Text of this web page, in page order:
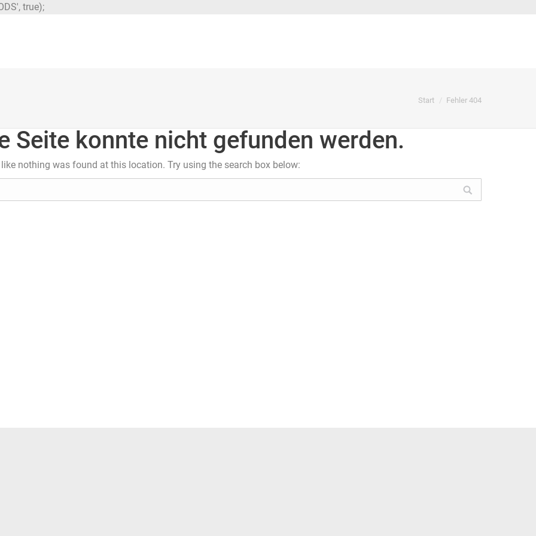
true);
Start Fehler 404
Seite konnte nicht gefunden werden.
nothing was found at this location. Try using the search box below: